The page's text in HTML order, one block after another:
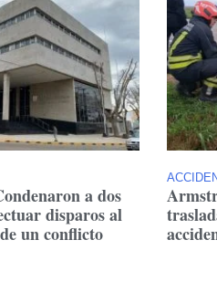
a dos
disparos al
un conflicto